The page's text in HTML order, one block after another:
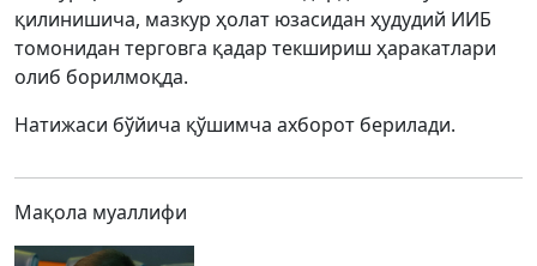
қилинишича, мазкур ҳолат юзасидан ҳудудий ИИБ
томонидан терговга қадар текшириш ҳаракатлари
олиб борилмоқда.
Натижаси бўйича қўшимча ахборот берилади.
Мақола муаллифи